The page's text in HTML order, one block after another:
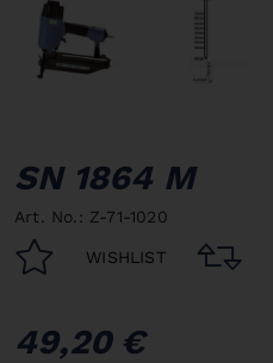
SN 1864 M
Art. No.: Z-71-1020
WISHLIST
49,20 €